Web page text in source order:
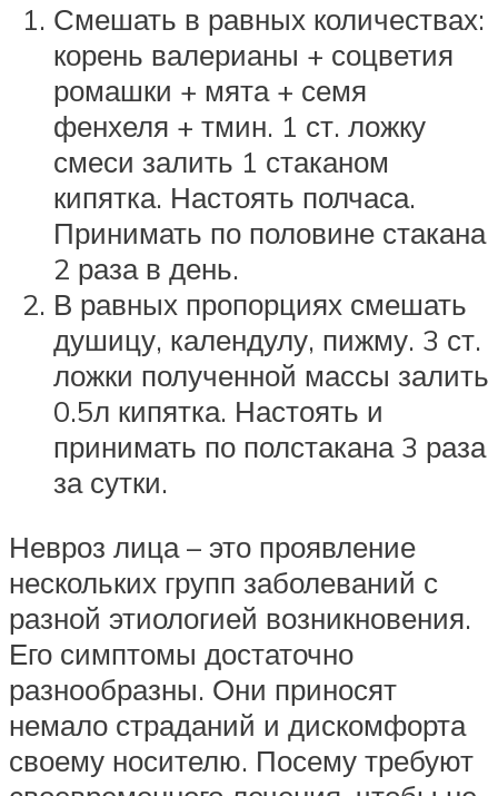
Смешать в равных количествах:
корень валерианы + соцветия
ромашки + мята + семя
фенхеля + тмин. 1 ст. ложку
смеси залить 1 стаканом
кипятка. Настоять полчаса.
Принимать по половине стакана
2 раза в день.
В равных пропорциях смешать
душицу, календулу, пижму. 3 ст.
ложки полученной массы залить
0.5л кипятка. Настоять и
принимать по полстакана 3 раза
за сутки.
Невроз лица – это проявление
нескольких групп заболеваний с
разной этиологией возникновения.
Его симптомы достаточно
разнообразны. Они приносят
немало страданий и дискомфорта
своему носителю. Посему требуют